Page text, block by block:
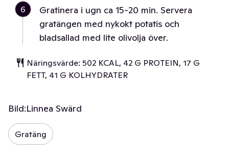
6
Gratinera i ugn ca 15-20 min. Servera
gratängen med nykokt potatis och
bladsallad med lite olivolja över.
Näringsvärde: 502 KCAL, 42 G PROTEIN, 17 G
FETT, 41 G KOLHYDRATER
Bild:Linnea Swärd
Gratäng